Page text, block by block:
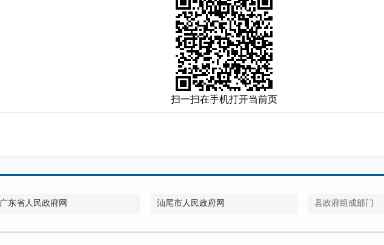
扫一扫在手机打开当前页
广东省人民政府网 汕尾市人民政府网 县政府组成部门